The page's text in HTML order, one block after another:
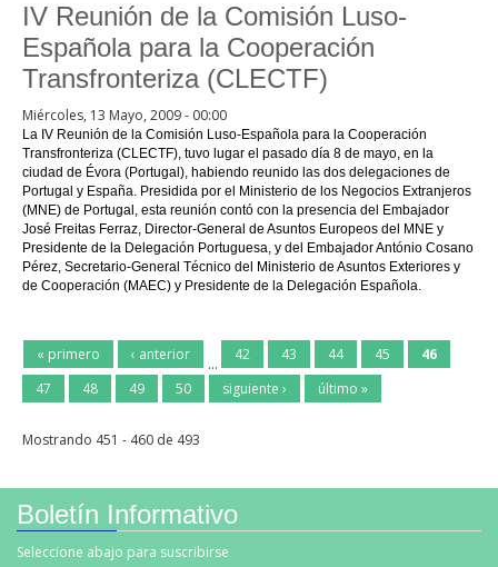
IV Reunión de la Comisión Luso-
Española para la Cooperación
Transfronteriza (CLECTF)
Miércoles, 13 Mayo, 2009 - 00:00
La IV Reunión de la Comisión Luso-Española para la Cooperación
Transfronteriza (CLECTF), tuvo lugar el pasado día 8 de mayo, en la
ciudad de Évora (Portugal), habiendo reunido las dos delegaciones de
Portugal y España. Presidida por el Ministerio de los Negocios Extranjeros
(MNE) de Portugal, esta reunión contó con la presencia del Embajador
José Freitas Ferraz, Director-General de Asuntos Europeos del MNE y
Presidente de la Delegación Portuguesa, y del Embajador António Cosano
Pérez, Secretario-General Técnico del Ministerio de Asuntos Exteriores y
de Cooperación (MAEC) y Presidente de la Delegación Española.
« primero ‹ anterior
…
42 43 44 45
46
47
48 49 50 siguiente › último »
Mostrando 451 - 460 de 493
Boletín Informativo
Seleccione abajo para suscribirse